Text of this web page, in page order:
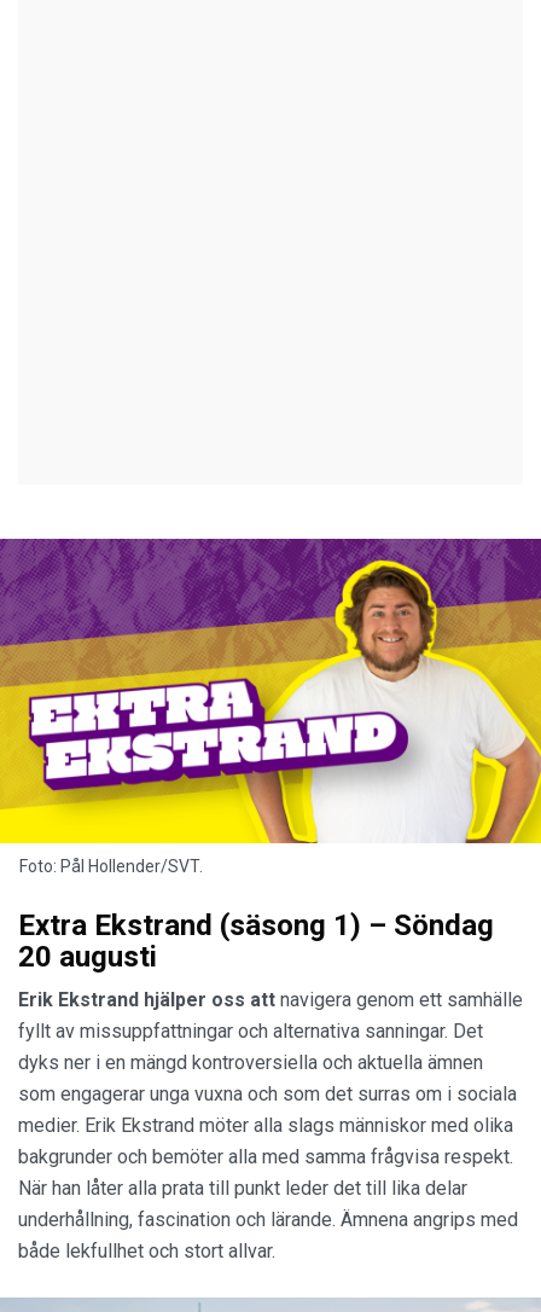
Foto: Pål Hollender/SVT.
Extra Ekstrand (säsong 1) – Söndag
20 augusti
Erik Ekstrand hjälper oss att navigera genom ett samhälle
fyllt av missuppfattningar och alternativa sanningar. Det
dyks ner i en mängd kontroversiella och aktuella ämnen
som engagerar unga vuxna och som det surras om i sociala
medier. Erik Ekstrand möter alla slags människor med olika
bakgrunder och bemöter alla med samma frågvisa respekt.
När han låter alla prata till punkt leder det till lika delar
underhållning, fascination och lärande. Ämnena angrips med
både lekfullhet och stort allvar.